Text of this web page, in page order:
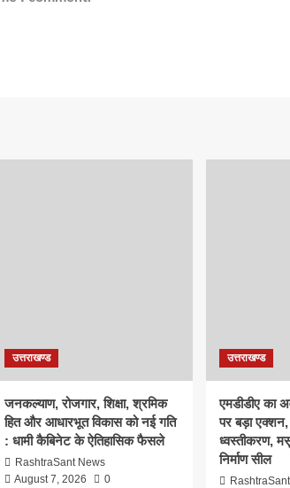
उत्तराखण्ड
जनकल्याण, रोजगार, शिक्षा, श्रमिक
हित और आधारभूत विकास को नई गति
: धामी कैबिनेट के ऐतिहासिक फैसले
RashtraSant News
August 7, 2026
0
उत्तराखण्ड
एमडीडीए का
पर बड़ा एक्शन,
ध्वस्तीकरण,
निर्माण सील